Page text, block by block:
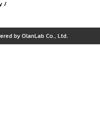
/
byOlanLab Co., Ltd.